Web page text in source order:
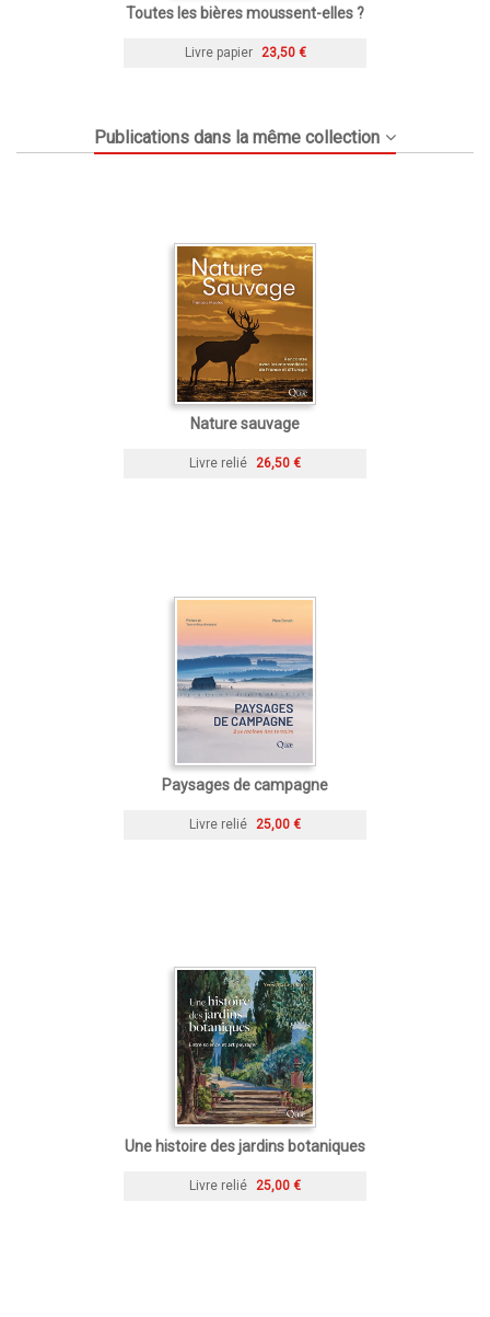
Toutes les bières moussent-elles ?
Livre papier 23,50 €
Publications dans la même collection
Nature sauvage
Livre relié 26,50 €
Paysages de campagne
Livre relié 25,00 €
Une histoire des jardins botaniques
Livre relié 25,00 €